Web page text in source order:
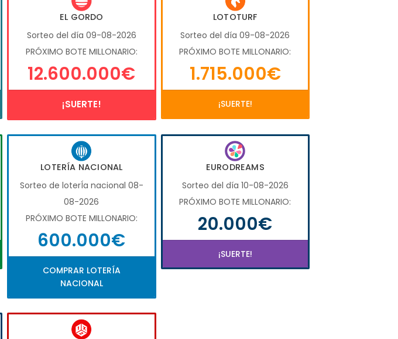
EL GORDO
Sorteo del día 09-08-2026
PRÓXIMO BOTE MILLONARIO:
12.600.000€
¡SUERTE!
LOTOTURF
Sorteo del día 09-08-2026
PRÓXIMO BOTE MILLONARIO:
1.715.000€
¡SUERTE!
LOTERÍA NACIONAL
Sorteo de loterÍa nacional 08-
08-2026
PRÓXIMO BOTE MILLONARIO:
600.000€
COMPRAR LOTERÍA
NACIONAL
EURODREAMS
Sorteo del día 10-08-2026
PRÓXIMO BOTE MILLONARIO:
20.000€
¡SUERTE!